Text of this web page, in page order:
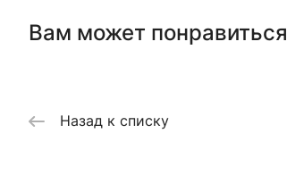
Вам может понравиться
Назад к списку